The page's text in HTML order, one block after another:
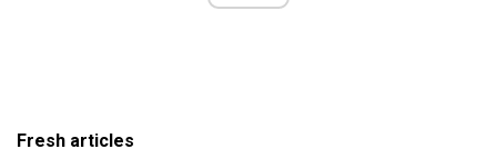
Fresh articles